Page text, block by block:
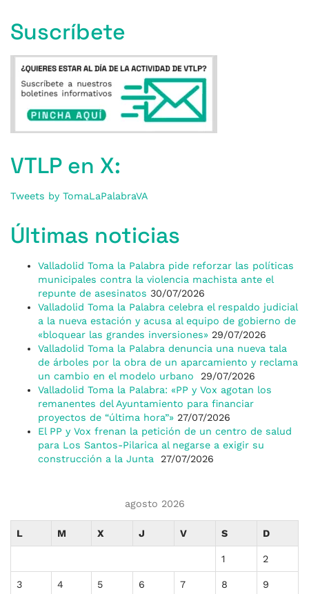
Suscríbete
VTLP en X:
Tweets by TomaLaPalabraVA
Últimas noticias
Valladolid Toma la Palabra pide reforzar las políticas
municipales contra la violencia machista ante el
repunte de asesinatos 30/07/2026
Valladolid Toma la Palabra celebra el respaldo judicial
a la nueva estación y acusa al equipo de gobierno de
«bloquear las grandes inversiones» 29/07/2026
Valladolid Toma la Palabra denuncia una nueva tala
de árboles por la obra de un aparcamiento y reclama
un cambio en el modelo urbano
29/07/2026
Valladolid Toma la Palabra: «PP y Vox agotan los
remanentes del Ayuntamiento para financiar
proyectos de “última hora”» 27/07/2026
El PP y Vox frenan la petición de un centro de salud
para Los Santos-Pilarica al negarse a exigir su
construcción a la Junta
27/07/2026
agosto 2026
L M X J V S D
1 2
3 4 5 6 7 8 9